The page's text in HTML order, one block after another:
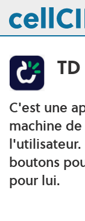
Aller au
Aller au
C'est une
machine
l'utilisateur.
boutons
pour lui.